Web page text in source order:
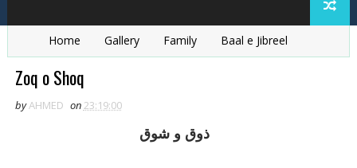
Home Gallery Family
Baal e Jibreel
Zarb e Kaleem
Zoq o Shoq
byAHMED on23:19:00
ذوق و شوق